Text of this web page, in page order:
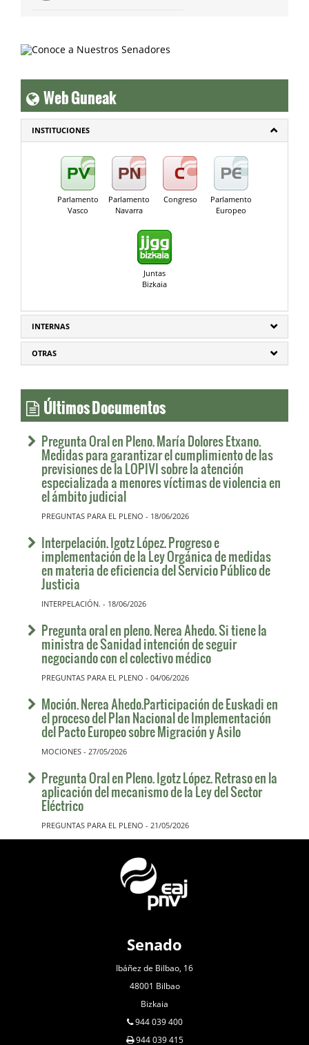
Web Guneak
INSTITUCIONES
Parlamento
Vasco
Parlamento
Navarra
Congreso
Parlamento
Europeo
Juntas
Bizkaia
INTERNAS
OTRAS
Últimos Documentos
Pregunta Oral en Pleno. María Dolores Etxano.
Medidas para garantizar el cumplimiento de las
previsiones de la LOPIVI sobre la atención
especializada a menores víctimas de violencia en
el ámbito judicial
PREGUNTAS PARA EL PLENO - 18/06/2026
Interpelación. Igotz López. Progreso e
implementación de la Ley Orgánica de medidas
en materia de eficiencia del Servicio Público de
Justicia
INTERPELACIÓN. - 18/06/2026
Pregunta oral en pleno. Nerea Ahedo. Si tiene la
ministra de Sanidad intención de seguir
negociando con el colectivo médico
PREGUNTAS PARA EL PLENO - 04/06/2026
Moción. Nerea Ahedo.Participación de Euskadi en
el proceso del Plan Nacional de Implementación
del Pacto Europeo sobre Migración y Asilo
MOCIONES - 27/05/2026
Pregunta Oral en Pleno. Igotz López. Retraso en la
aplicación del mecanismo de la Ley del Sector
Eléctrico
PREGUNTAS PARA EL PLENO - 21/05/2026
Senado
Ibáñez de Bilbao, 16
48001 Bilbao
Bizkaia
944 039 400
944 039 415